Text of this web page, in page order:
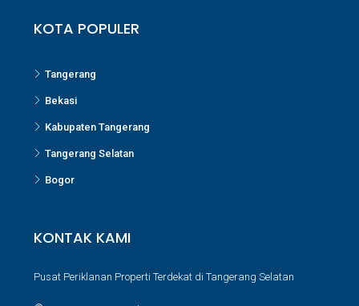
KOTA POPULER
Tangerang
Bekasi
Kabupaten Tangerang
Tangerang Selatan
Bogor
KONTAK KAMI
Pusat Periklanan Properti Terdekat di Tangerang Selatan